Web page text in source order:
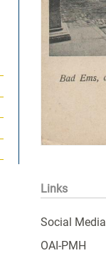
Links
Social Media
OAI-PMH